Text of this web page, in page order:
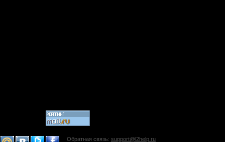
Обратная связь: support@l2help.ru